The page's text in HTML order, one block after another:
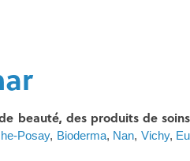
beauté, des produits de
Posay, Bioderma, Nan, Vichy,